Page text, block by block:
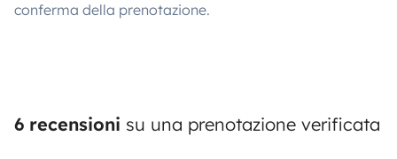
conferma della prenotazione.
6 recensioni su una prenotazione verificata